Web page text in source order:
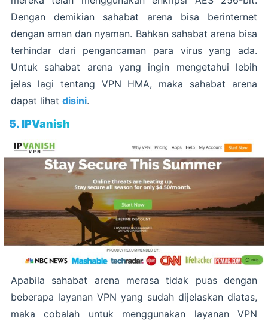
Dengan demikian sahabat arena bisa berinternet
dengan aman dan nyaman. Bahkan sahabat arena bisa
terhindar dari pengancaman para virus yang ada.
Untuk sahabat arena yang ingin mengetahui lebih
jelas lagi tentang VPN HMA, maka sahabat arena
dapat lihat disini.
5. IPVanish
Apabila sahabat arena merasa tidak puas dengan
beberapa layanan VPN yang sudah dijelaskan diatas,
maka cobalah untuk menggunakan layanan VPN